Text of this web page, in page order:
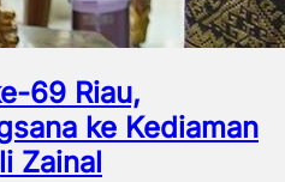
69 Riau,
ke Kediaman
Zainal